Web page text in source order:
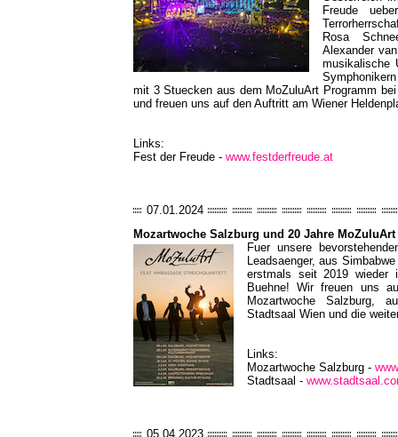
Freude
Rosa
Alexander
musikalische
mit 3 Stuecken aus dem MoZuluArt Programm
und freuen uns auf den Auftritt am Wiener
Links:
Fest der Freude - www.festderfreude.at
07.01.2024
Mozartwoche Salzburg und 20 Jahre MoZuluArt
Fuer unsere
Leadsaenger, aus
erstmals seit 2019 wieder
Buehne! Wir freuen uns
Mozartwoche Salzburg,
Stadtsaal Wien und die
Links:
Mozartwoche Salzburg -
Stadtsaal -
05.04.2023